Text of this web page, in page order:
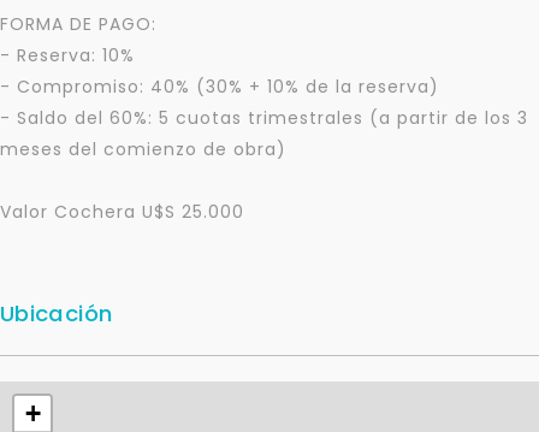
FORMA DE PAGO:
- Reserva: 10%
- Compromiso: 40% (30% + 10% de la reserva)
- Saldo del 60%: 5 cuotas trimestrales (a partir de los 3
meses del comienzo de obra)
Valor Cochera U$S 25.000
Ubicación
+
Para responderte
mejor y más rápido
sistema de gestión de clientes.